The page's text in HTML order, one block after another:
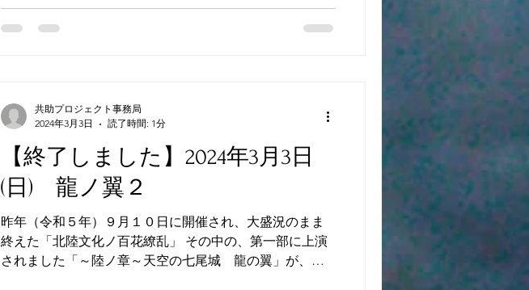
【終了しました】2024年3月3日
(日) 龍ノ翼２
昨年（令和５年）９月１０日に開催され、大盛況のまま
終えた「北陸文化ノ百花繚乱」 その中の、第一部に上演
されました「～陸ノ章～天空の七尾城 龍の翼」が、東
共助プロジェクト事務局
2024年3月3日
読了時間: 1分